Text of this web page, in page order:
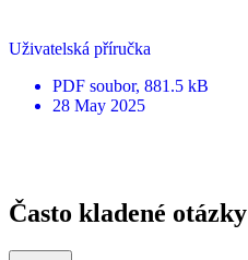
Uživatelská příručka
PDF soubor, 881.5 kB
28 May 2025
Často kladené otázky